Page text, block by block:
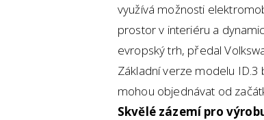
využívá možnosti
prostor v interiéru a
evropský trh, předal
Základní verze modelu
mohou objednávat od
Skvělé zázemí pro